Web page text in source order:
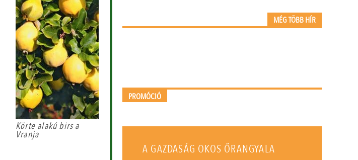
Körte alakú birs a
Vranja
MÉG TÖBB HÍR
PROMÓCIÓ
A GAZDASÁG OKOS ŐRANGYALA